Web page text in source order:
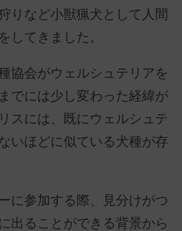
りなど小獣猟犬として人間
してきました。
協会がウェルシュテリアを
でには少し変わった経緯が
スには、既にウェルシュテ
いほどに似ている犬種が存
に参加する際、見分けがつ
出ることができる背景から